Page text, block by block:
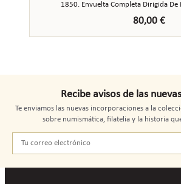
1850. Envuelta Completa Dirigida
80,00 €
Recibe avisos de las
Te enviamos las nuevas incorporaciones a la
sobre numismática, filatelia y la historia